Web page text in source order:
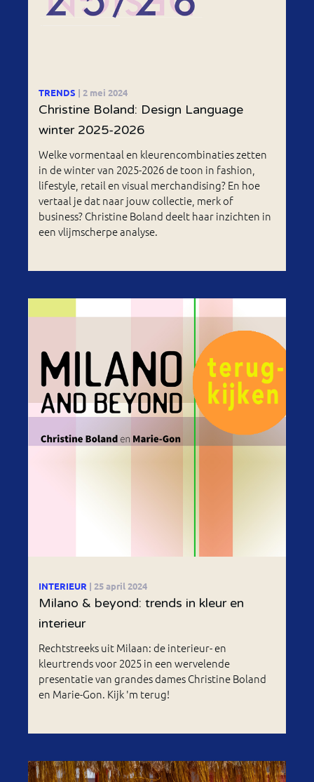
TRENDS | 2 mei 2024
Christine Boland: Design Language
winter 2025-2026
Welke vormentaal en kleurencombinaties zetten
in de winter van 2025-2026 de toon in fashion,
lifestyle, retail en visual merchandising? En hoe
vertaal je dat naar jouw collectie, merk of
business? Christine Boland deelt haar inzichten in
een vlijmscherpe analyse.
INTERIEUR | 25 april 2024
Milano & beyond: trends in kleur en
interieur
Rechtstreeks uit Milaan: de interieur- en
kleurtrends voor 2025 in een wervelende
presentatie van grandes dames Christine Boland
en Marie-Gon. Kijk 'm terug!